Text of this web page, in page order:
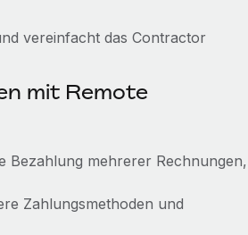
vereinfacht das Contractor
mit Remote
Bezahlung mehrerer Rechnungen,
Zahlungsmethoden und